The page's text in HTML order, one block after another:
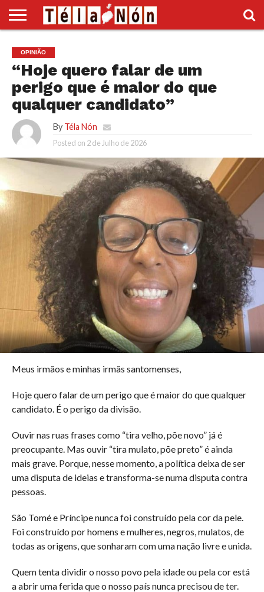
POLÍTICA
ECONOMIA
SOCIEDADE
CULTURA
DESPORTO
SUPLEMENTO
VÍDEOS
ANÚNCIOS
DIVERSOS
OPINIÃO
“Hoje quero falar de um
perigo que é maior do que
qualquer candidato”
By Téla Nón
Posted on 2 de Julho de 2026
Meus irmãos e minhas irmãs santomenses,
Hoje quero falar de um perigo que é maior do que qualquer
candidato. É o perigo da divisão.
Ouvir nas ruas frases como “tira velho, põe novo” já é
preocupante. Mas ouvir “tira mulato, põe preto” é ainda
mais grave. Porque, nesse momento, a política deixa de ser
uma disputa de ideias e transforma-se numa disputa contra
pessoas.
São Tomé e Príncipe nunca foi construído pela cor da pele.
Foi construído por homens e mulheres, negros, mulatos, de
todas as origens, que sonharam com uma nação livre e unida.
Quem tenta dividir o nosso povo pela idade ou pela cor está
a abrir uma ferida que o nosso país nunca precisou de ter.